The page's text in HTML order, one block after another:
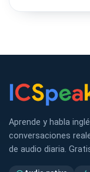
Aprende y habla
conversaciones
de audio diaria.